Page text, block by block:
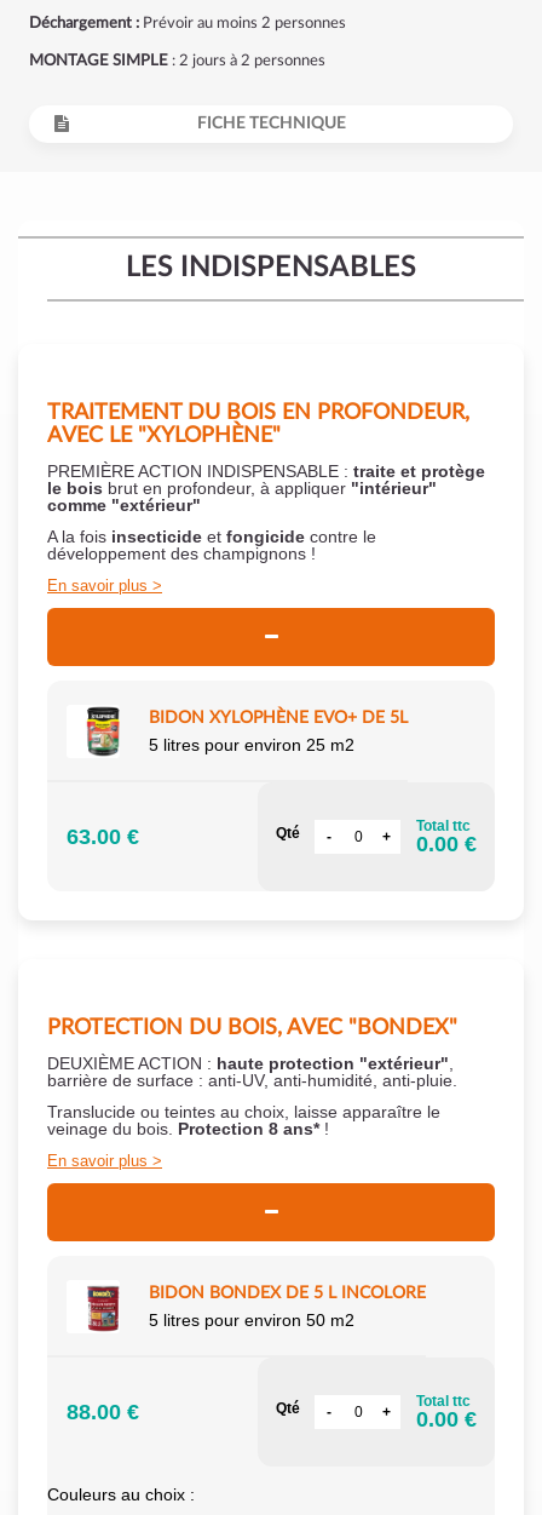
Déchargement : Prévoir au moins 2 personnes
MONTAGE SIMPLE : 2 jours à 2 personnes
FICHE TECHNIQUE
LES INDISPENSABLES
TRAITEMENT DU BOIS EN PROFONDEUR,
AVEC LE "XYLOPHÈNE"
PREMIÈRE ACTION INDISPENSABLE : traite et protège
le bois brut en profondeur, à appliquer "intérieur"
comme "extérieur"
A la fois insecticide et fongicide contre le
développement des champignons !
En savoir plus
BIDON XYLOPHÈNE EVO+ DE 5L
5 litres pour environ 25 m2
63.00 € Qté Total ttc
0.00 €
PROTECTION DU BOIS, AVEC "BONDEX"
DEUXIÈME ACTION : haute protection "extérieur"
barrière de surface : anti-UV, anti-humidité, anti-pluie.
Translucide ou teintes au choix, laisse apparaître le
veinage du bois. Protection 8 ans*!
En savoir plus
BIDON BONDEX DE 5 L INCOLORE
5 litres pour environ 50 m2
88.00 € Qté Total ttc
0.00 €
Couleurs au choix :